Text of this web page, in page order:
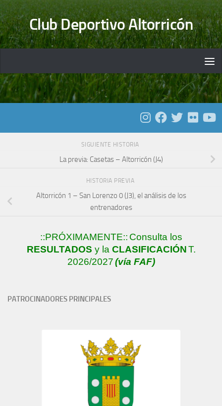
Saltar al contenido
Club Deportivo Altorricón
SIGUIENTE HISTORIA
La previa: Casetas – Altorricón (J4)
HISTORIA PREVIA
Altorricón 1 – San Lorenzo 0 (J3), el análisis de los
entrenadores
::PRÓXIMAMENTE:: Consulta los
RESULTADOS y la CLASIFICACIÓNT.
2026/2027(vía FAF)
PATROCINADORES PRINCIPALES